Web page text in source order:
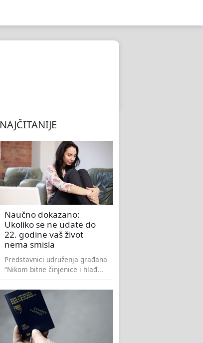
NAJČITANIJE
Naučno dokazano:
Ukoliko se ne udate do
22. godine vaš život
nema smisla
Predstavnici udruženja građana
“Nikom bitne činjenice i hlađ...